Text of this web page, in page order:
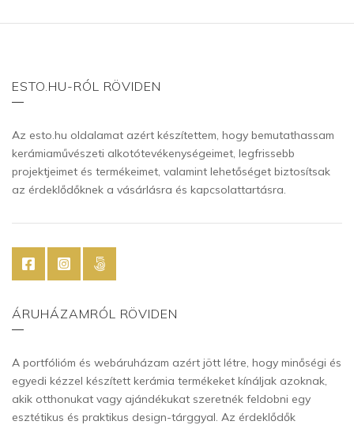
ESTO.HU-RÓL RÖVIDEN
Az esto.hu oldalamat azért készítettem, hogy bemutathassam
kerámiaművészeti alkotótevékenységeimet, legfrissebb
projektjeimet és termékeimet, valamint lehetőséget biztosítsak
az érdeklődőknek a vásárlásra és kapcsolattartásra.
ÁRUHÁZAMRÓL RÖVIDEN
A portfólióm és webáruházam azért jött létre, hogy minőségi és
egyedi kézzel készített kerámia termékeket kínáljak azoknak,
akik otthonukat vagy ajándékukat szeretnék feldobni egy
esztétikus és praktikus design-tárggyal. Az érdeklődők